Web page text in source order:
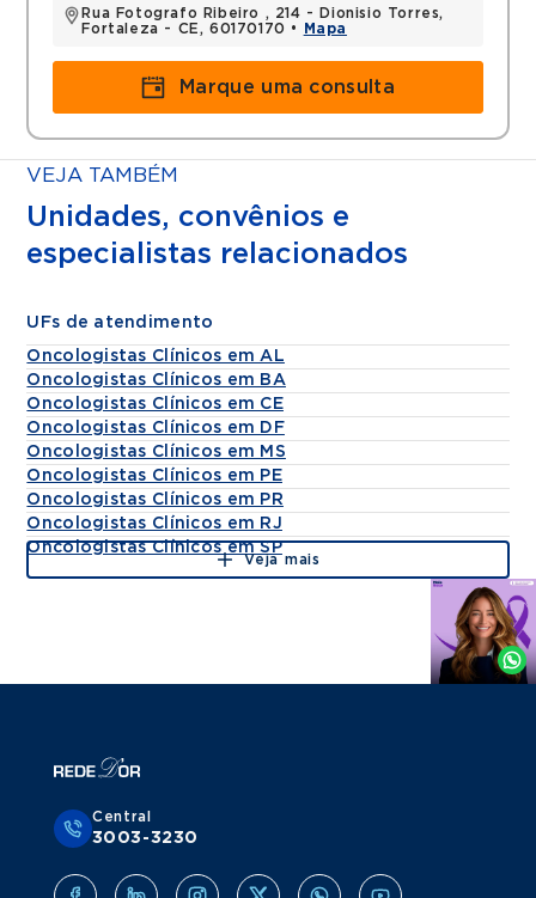
Rua Fotografo Ribeiro , 214 - Dionisio Torres,
Fortaleza - CE, 60170170 •
Mapa
Marque uma consulta
VEJA TAMBÉM
Unidades, convênios e
especialistas relacionados
UFs de atendimento
Oncologistas Clínicos em AL
Oncologistas Clínicos em BA
Oncologistas Clínicos em CE
Oncologistas Clínicos em DF
Oncologistas Clínicos em MS
Oncologistas Clínicos em PE
Oncologistas Clínicos em PR
Oncologistas Clínicos em RJ
Oncologistas Clínicos em SP
Veja mais
Agende
Whatsapp
Central
3003-3230